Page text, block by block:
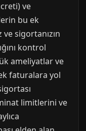
ve
bu ek
sigortanızın
kontrol
ameliyatlar ve
faturalara yol
limitlerini ve